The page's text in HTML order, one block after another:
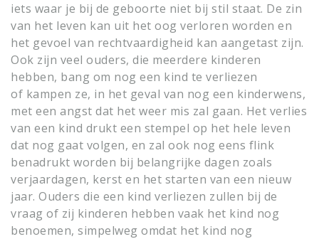
iets waar je bij de geboorte niet bij stil staat. De zin
van het leven kan uit het oog verloren worden en
het gevoel van rechtvaardigheid kan aangetast zijn.
Ook zijn veel ouders, die meerdere kinderen
hebben, bang om nog een kind te verliezen
of kampen ze, in het geval van nog een kinderwens,
met een angst dat het weer mis zal gaan. Het verlies
van een kind drukt een stempel op het hele leven
dat nog gaat volgen, en zal ook nog eens flink
benadrukt worden bij belangrijke dagen zoals
verjaardagen, kerst en het starten van een nieuw
jaar. Ouders die een kind verliezen zullen bij de
vraag of zij kinderen hebben vaak het kind nog
benoemen, simpelweg omdat het kind nog